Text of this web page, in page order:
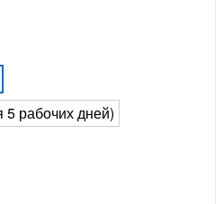
5 рабочих дней)